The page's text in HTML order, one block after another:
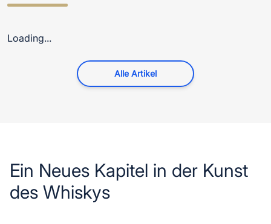
Loading...
Alle Artikel
Ein Neues Kapitel in der Kunst
des Whiskys